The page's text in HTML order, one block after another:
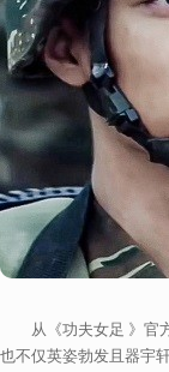
从《功夫女足 》官方
也不仅英姿勃发且器宇